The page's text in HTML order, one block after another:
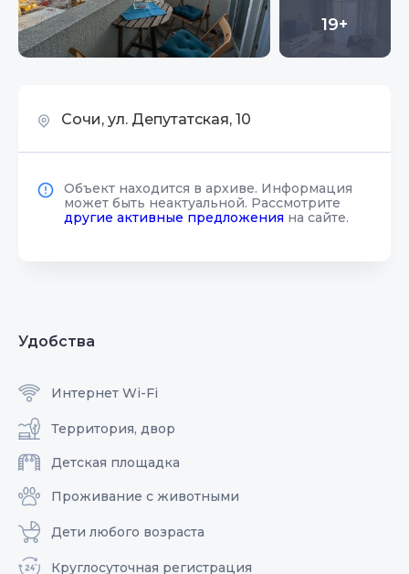
19+
Сочи, ул. Депутатская, 10
Объект находится в архиве. Информация
может быть неактуальной. Рассмотрите
другие активные предложения на сайте.
Удобства
Интернет Wi-Fi
Территория, двор
Детская площадка
Проживание с животными
Дети любого возраста
Круглосуточная регистрация